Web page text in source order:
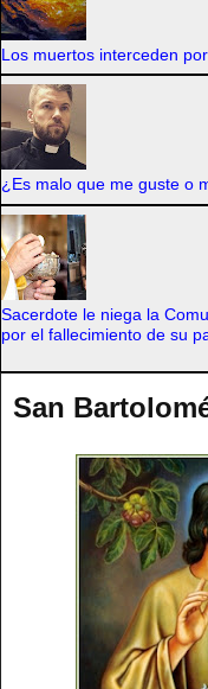
Los muertos interceden
¿Es malo que me guste o
Sacerdote le niega la
por el fallecimiento de su
San